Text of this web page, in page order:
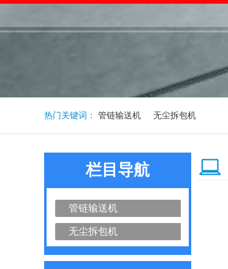
热门关键词： 管链输送机 无尘拆包机
栏目导航
管链输送机
无尘拆包机